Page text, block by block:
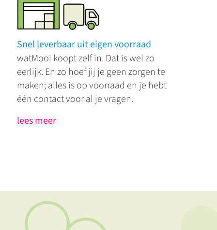
Snel leverbaar uit eigen voorraad
watMooi koopt zelf in. Dat is wel zo
eerlijk. En zo hoef jij je geen zorgen te
maken; alles is op voorraad en je hebt
één contact voor al je vragen.
lees meer